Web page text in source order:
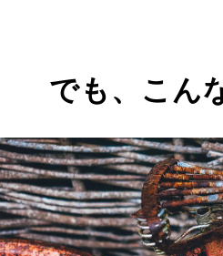
でも、 こん